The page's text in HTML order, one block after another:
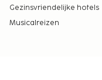
Gezinsvriendelijke hotels
Musicalreizen